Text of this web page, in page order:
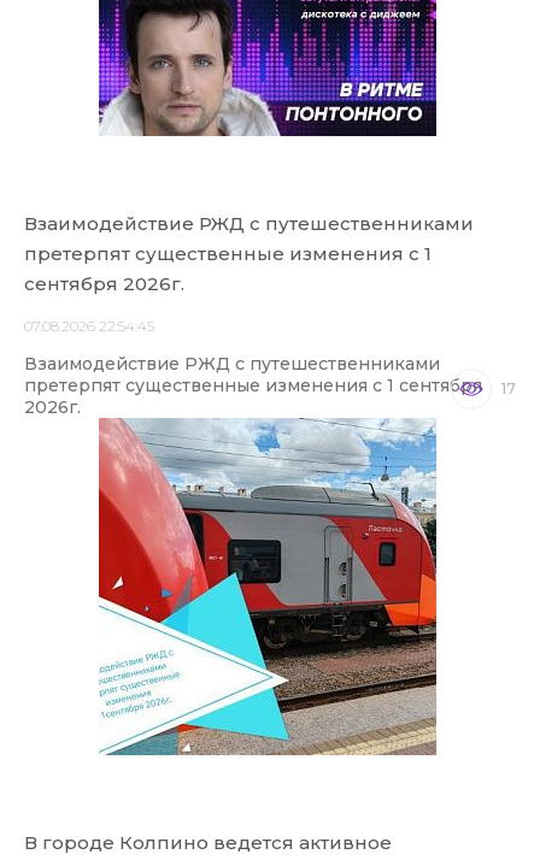
Взаимодействие РЖД с путешественниками
претерпят существенные изменения с 1
сентября 2026г.
07.08.2026 22:54:45
Взаимодействие РЖД с путешественниками
претерпят существенные изменения с 1 сентября
2026г.
17
В городе Колпино ведется активное